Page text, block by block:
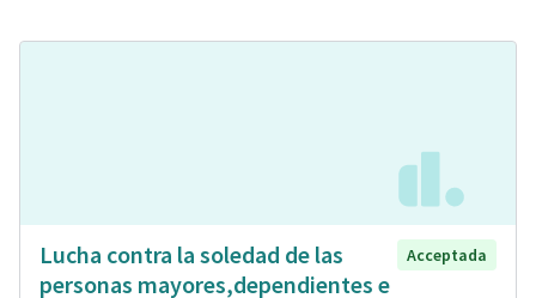
Lucha contra la soledad de las
personas mayores,dependientes e
Acceptada